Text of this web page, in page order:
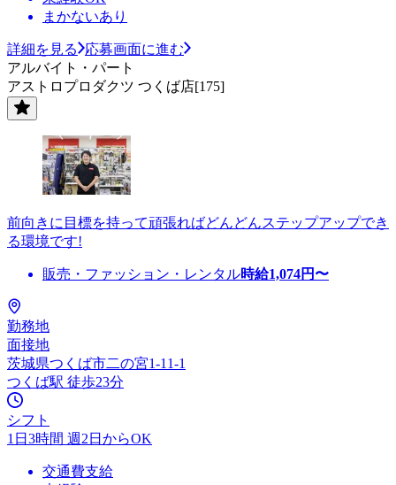
まかないあり
詳細を見る
応募画面に進む
アルバイト・パート
アストロプロダクツ つくば店[175]
前向きに目標を持って頑張ればどんどんステップアップでき
る環境です!
販売・ファッション・レンタル時給1,074円〜
勤務地
面接地
茨城県つくば市二の宮1-11-1
つくば駅 徒歩23分
シフト
1日3時間 週2日からOK
交通費支給